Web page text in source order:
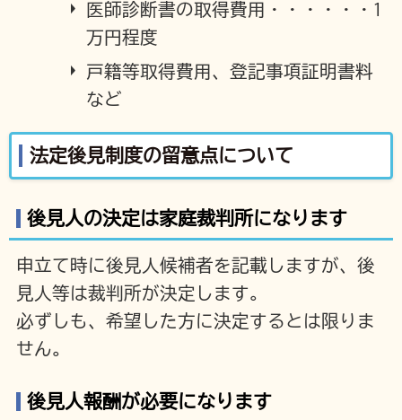
医師診断書の取得費用・・・・・・1
万円程度
戸籍等取得費用、登記事項証明書料
など
法定後見制度の留意点について
後見人の決定は家庭裁判所になります
申立て時に後見人候補者を記載しますが、後
見人等は裁判所が決定します。
必ずしも、希望した方に決定するとは限りま
せん。
後見人報酬が必要になります